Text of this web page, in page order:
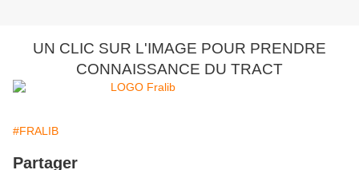
UN CLIC SUR L'IMAGE POUR PRENDRE
CONNAISSANCE DU TRACT
#FRALIB
Partager